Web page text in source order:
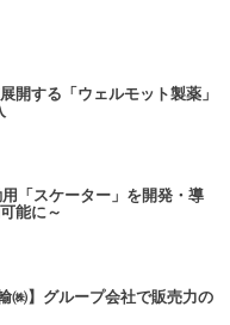
開する「ウェルモット製薬」
「スケーター」を開発・導
能に～
㈱】グループ会社で販売力の